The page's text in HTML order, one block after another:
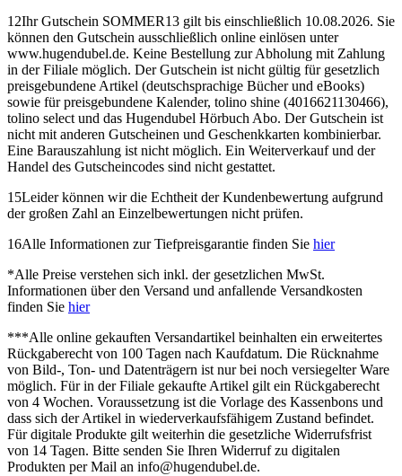
12Ihr Gutschein SOMMER13 gilt bis einschließlich 10.08.2026. Sie
können den Gutschein ausschließlich online einlösen unter
www.hugendubel.de. Keine Bestellung zur Abholung mit Zahlung
in der Filiale möglich. Der Gutschein ist nicht gültig für gesetzlich
preisgebundene Artikel (deutschsprachige Bücher und eBooks)
sowie für preisgebundene Kalender, tolino shine (4016621130466),
tolino select und das Hugendubel Hörbuch Abo. Der Gutschein ist
nicht mit anderen Gutscheinen und Geschenkkarten kombinierbar.
Eine Barauszahlung ist nicht möglich. Ein Weiterverkauf und der
Handel des Gutscheincodes sind nicht gestattet.
15Leider können wir die Echtheit der Kundenbewertung aufgrund
der großen Zahl an Einzelbewertungen nicht prüfen.
16Alle Informationen zur Tiefpreisgarantie finden Sie hier
*Alle Preise verstehen sich inkl. der gesetzlichen MwSt.
Informationen über den Versand und anfallende Versandkosten
finden Sie hier
***Alle online gekauften Versandartikel beinhalten ein erweitertes
Rückgaberecht von 100 Tagen nach Kaufdatum. Die Rücknahme
von Bild-, Ton- und Datenträgern ist nur bei noch versiegelter Ware
möglich. Für in der Filiale gekaufte Artikel gilt ein Rückgaberecht
von 4 Wochen. Voraussetzung ist die Vorlage des Kassenbons und
dass sich der Artikel in wiederverkaufsfähigem Zustand befindet.
Für digitale Produkte gilt weiterhin die gesetzliche Widerrufsfrist
von 14 Tagen. Bitte senden Sie Ihren Widerruf zu digitalen
Produkten per Mail an info@hugendubel.de.